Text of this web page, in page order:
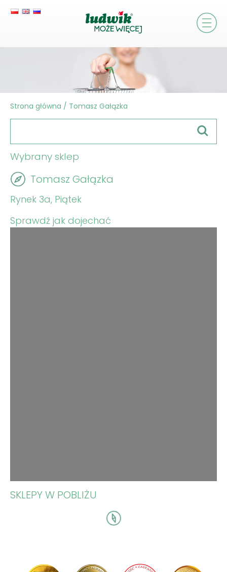
Strona główna / Tomasz Gałązka
Wybrany sklep
Tomasz Gałązka
Rynek 3a, Piątek
Sprawdź jak dojechać
SKLEPY W POBLIŻU